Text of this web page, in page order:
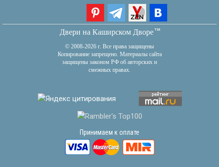
Двери на Каширском Дворетм
© 2008-2026 г. Все права защищены
Копирование запрещено. Материалы сайта
защищены законом РФ об авторских и
смежных правах.
Принимаем к оплате